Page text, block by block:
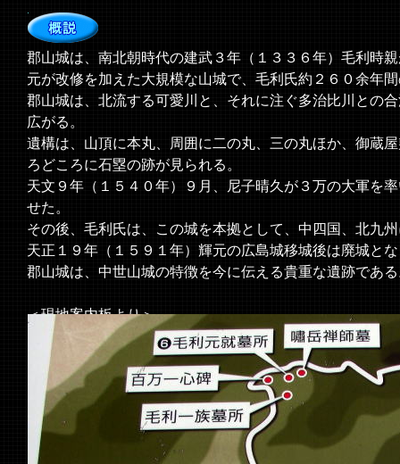
郡山城は、南北朝時代の建武３年（１３３６年）毛利時
元が改修を加えた大規模な山城で、毛利氏約２６０余年
郡山城は、北流する可愛川と、それに注ぐ多治比川との
広がる。
遺構は、山頂に本丸、周囲に二の丸、三の丸ほか、御蔵
ろどころに石塁の跡が見られる。
天文９年（１５４０年）９月、尼子晴久が３万の大軍を
せた。
その後、毛利氏は、この城を本拠として、中四国、北九
天正１９年（１５９１年）輝元の広島城移城後は廃城と
郡山城は、中世山城の特徴を今に伝える貴重な遺跡であ
＜現地案内板より＞